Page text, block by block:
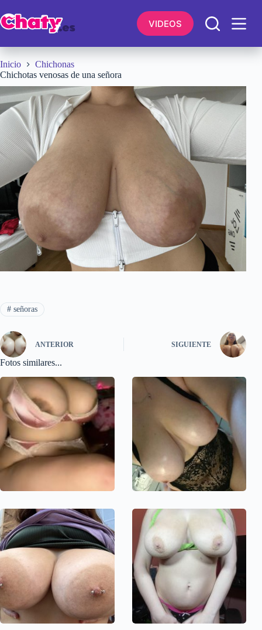
al
contenido
VIDEOS
Inicio
Chichonas
Chichotas venosas de una señora
#señoras
ANTERIOR SIGUIENTE
Fotos similares...